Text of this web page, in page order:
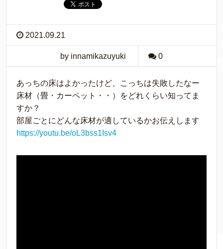
2021.09.21
by innamikazuyuki 0
あっちの床はよかったけど、こっちは失敗したなー
床材（畳・カーペット・・）をどれくらい知ってま
すか？
部屋ごとにどんな床材が適しているかお伝えします
https://youtu.be/oL3bss1Isv4